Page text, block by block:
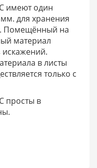
имеют один
для хранения
Помещённый на
материал
искажений.
в листы
только с
просты в